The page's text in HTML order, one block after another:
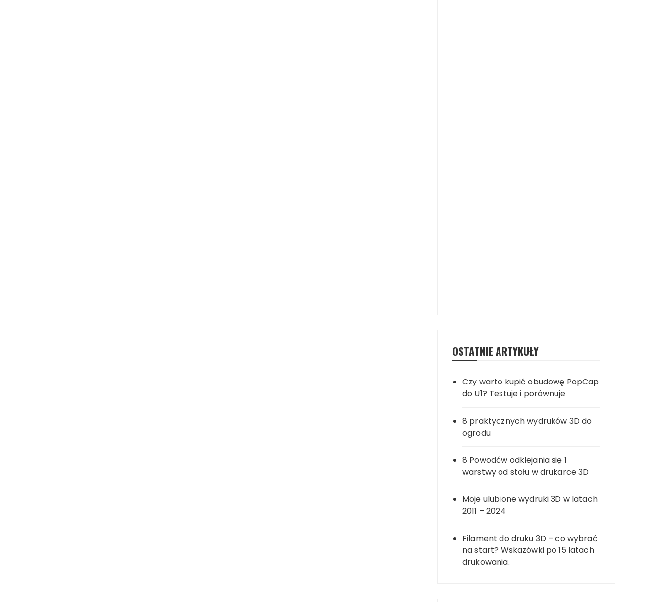
OSTATNIE ARTYKUŁY
Czy warto kupić obudowę PopCap
do U1? Testuje i porównuje
8 praktycznych wydruków 3D do
ogrodu
8 Powodów odklejania się 1
warstwy od stołu w drukarce 3D
Moje ulubione wydruki 3D w latach
2011 – 2024
Filament do druku 3D – co wybrać
na start? Wskazówki po 15 latach
drukowania.